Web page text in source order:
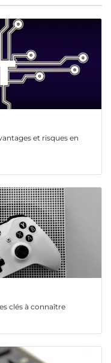
et risques en
clés à connaître